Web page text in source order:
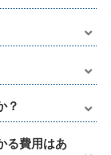
？
る費用はあ